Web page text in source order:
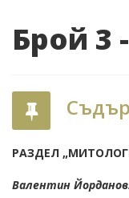
Брой 3
РАЗДЕЛ
Валентин